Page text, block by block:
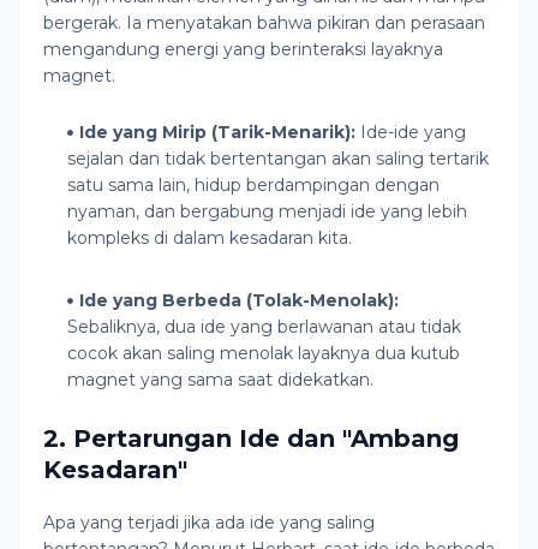
bergerak. Ia menyatakan bahwa pikiran dan perasaan
mengandung energi yang berinteraksi layaknya
magnet.
Ide yang Mirip (Tarik-Menarik): Ide-ide yang
sejalan dan tidak bertentangan akan saling tertarik
satu sama lain, hidup berdampingan dengan
nyaman, dan bergabung menjadi ide yang lebih
kompleks di dalam kesadaran kita.
Ide yang Berbeda (Tolak-Menolak):
Sebaliknya, dua ide yang berlawanan atau tidak
cocok akan saling menolak layaknya dua kutub
magnet yang sama saat didekatkan.
2. Pertarungan Ide dan "Ambang
Kesadaran"
Apa yang terjadi jika ada ide yang saling